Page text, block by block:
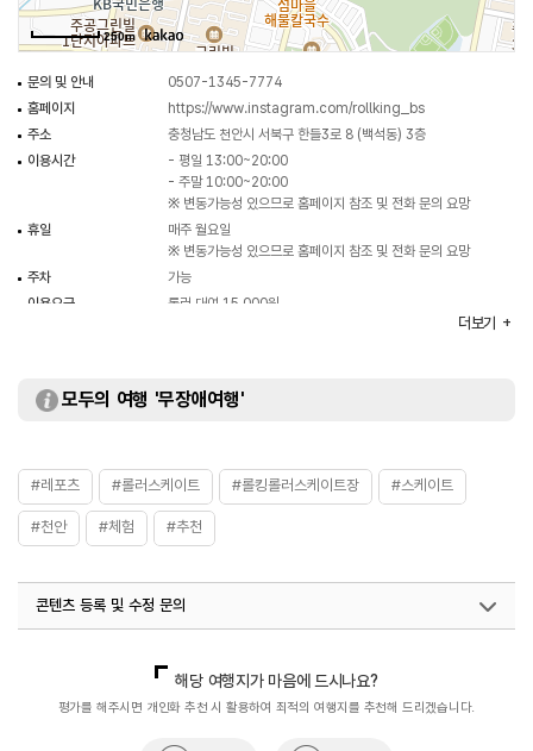
250m
문의 및 안내
0507-1345-7774
홈페이지
https://www.instagram.com/rollking_bs
주소
충청남도 천안시 서북구 한들3로 8 (백석동) 3층
이용시간
- 평일 13:00~20:00
- 주말 10:00~20:00
※ 변동가능성 있으므로 홈페이지 참조 및 전화 문의 요망
휴일
매주 월요일
※ 변동가능성 있으므로 홈페이지 참조 및 전화 문의 요망
주차
가능
이용요금
롤러 대여 15,000원
더보기
모두의 여행 '무장애여행'
#레포츠 #롤러스케이트 #롤킹롤러스케이트장 #스케이트
#천안 #체험 #추천
콘텐츠 등록 및 수정 문의
해당 여행지가 마음에 드시나요?
평가를 해주시면 개인화 추천 시 활용하여 최적의 여행지를 추천해 드리겠습니다.